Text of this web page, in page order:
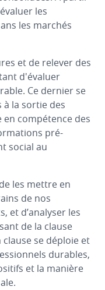
les
les marchés
et de relever des
d'évaluer
Ce dernier se
la sortie des
compétence des
pré-
social au
les mettre en
de nos
et d’analyser les
de la clause
se déploie et
durables,
et la manière